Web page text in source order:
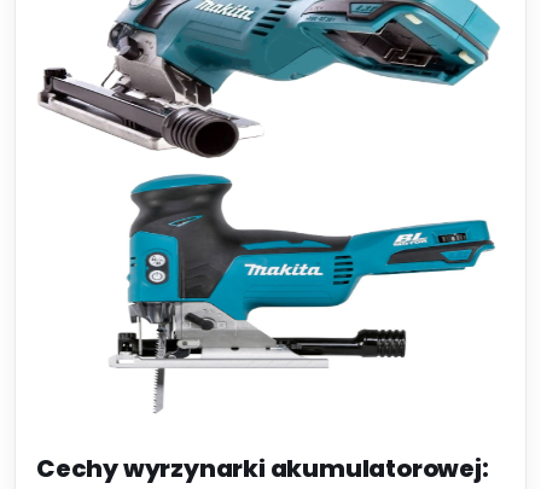
Cechy wyrzynarki akumulatorowej: